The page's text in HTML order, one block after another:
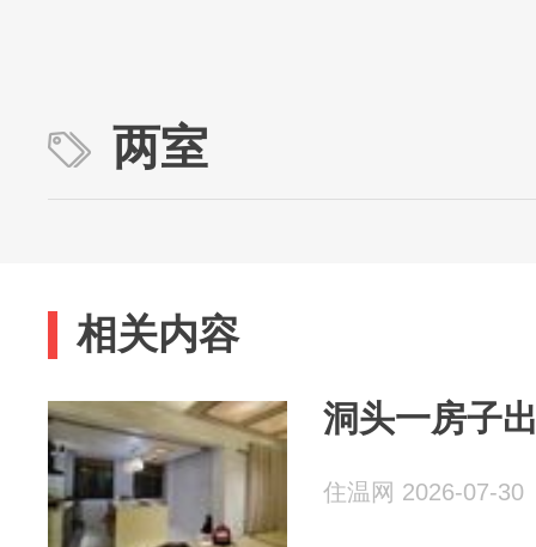
两室
相关内容
洞头一房子
住温网 2026-07-30